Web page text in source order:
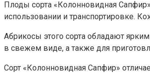
Плоды сорта «Колонновидная
использовании и транспортировке.
Абрикосы этого сорта обладают
в свежем виде, а также для
Сорт «Колонновидная Сапфир»